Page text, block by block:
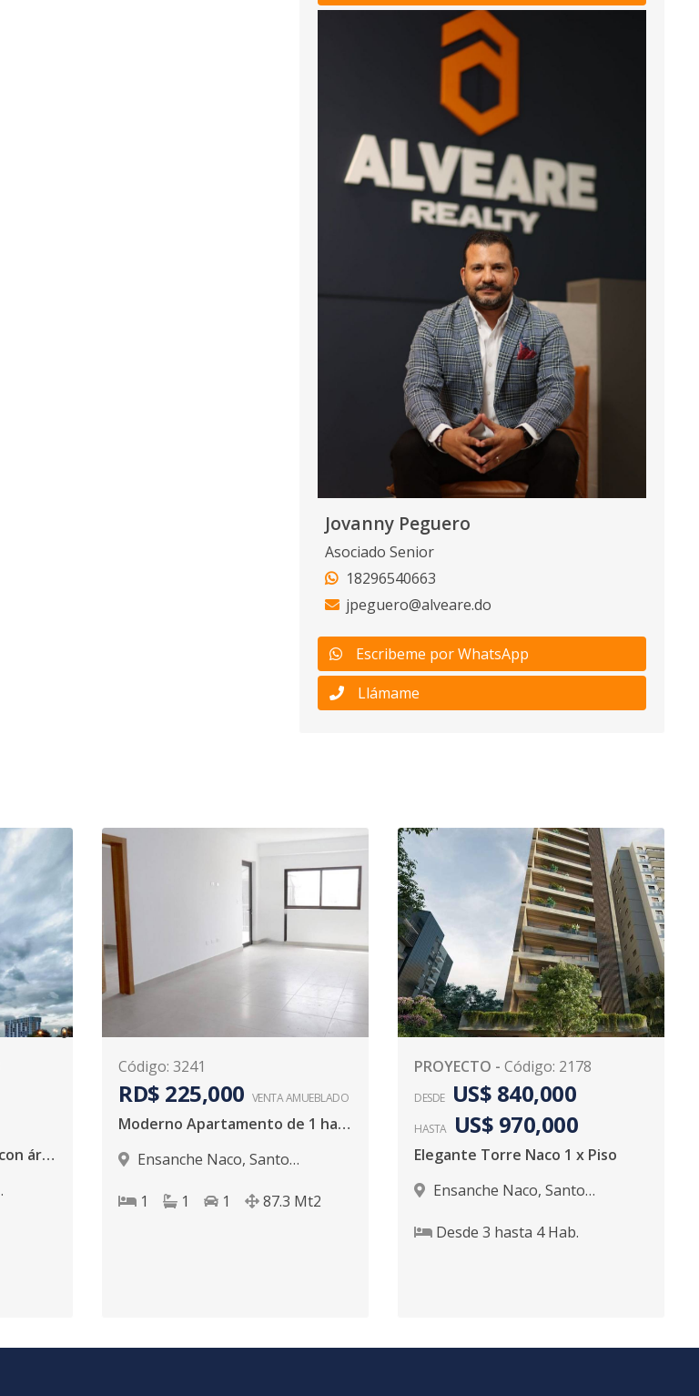
Jovanny Peguero
Asociado Senior
18296540663
jpeguero@alveare.do
Escribeme por WhatsApp
Llámame
0
Proyecto en venta Naco con área social proximo a entregarse
Código: 3241
RD$ 225,000 VENTA AMUEBLADO
Moderno Apartamento de 1 habitación Naco
Ensanche Naco, Santo
1
1 1 87.3 Mt2
PROYECTO - Código: 2178
DESDE US$ 840,000
HASTA US$ 970,000
Elegante Torre Naco 1 x Piso
Ensanche Naco, Santo
Desde 3 hasta 4Hab.